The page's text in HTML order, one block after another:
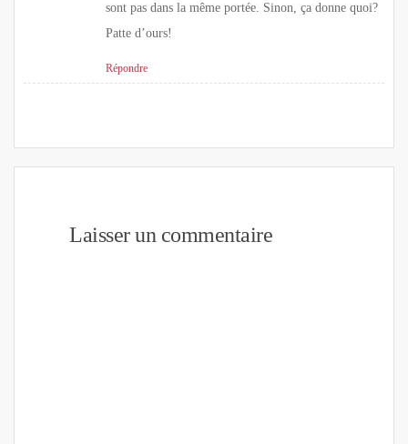
sont pas dans la même portée. Sinon, ça donne quoi?
Patte d’ours!
Répondre
Laisser un commentaire